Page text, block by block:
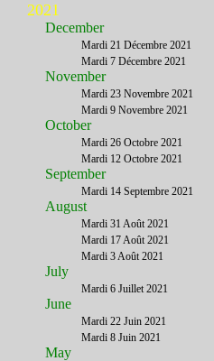
2021
December
Mardi 21 Décembre 2021
Mardi 7 Décembre 2021
November
Mardi 23 Novembre 2021
Mardi 9 Novembre 2021
October
Mardi 26 Octobre 2021
Mardi 12 Octobre 2021
September
Mardi 14 Septembre 2021
August
Mardi 31 Août 2021
Mardi 17 Août 2021
Mardi 3 Août 2021
July
Mardi 6 Juillet 2021
June
Mardi 22 Juin 2021
Mardi 8 Juin 2021
May